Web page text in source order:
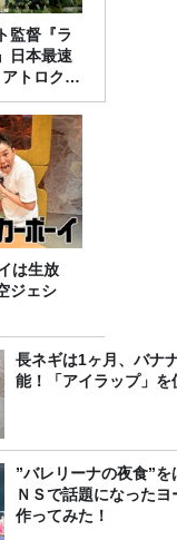
監督『ラ
日本最速
トロクリ
！
は生放
ジェシ
長ネギは1ヶ月、バナ
能！「アイラップ」
”バレリーナの夜食”を
ＮＳで話題になった
作ってみた！